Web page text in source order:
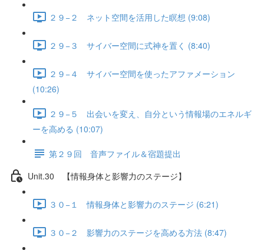
２９−２ ネット空間を活用した瞑想 (9:08)
２９−３ サイバー空間に式神を置く (8:40)
２９−４ サイバー空間を使ったアファメーション
(10:26)
２９−５ 出会いを変え、自分という情報場のエネルギ
ーを高める (10:07)
第２９回 音声ファイル＆宿題提出
Unit.30 【情報身体と影響力のステージ】
３０−１ 情報身体と影響力のステージ (6:21)
３０−２ 影響力のステージを高める方法 (8:47)